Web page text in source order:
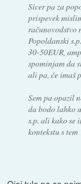
Sicer pa za
prispevek
računovodstvo
Popoldanski
30-50EUR,
spominjam da
ali pa, če imaš
Sem pa opazil
da bodo lahko
s.p. ali kako se
kontekstu s tem